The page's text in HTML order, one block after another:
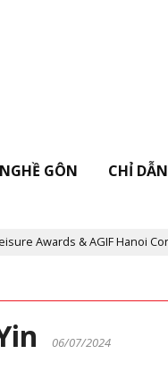
NGHỀ GÔN CHỈ DẪN
Hanoi Conference 2026"
06/07/2024